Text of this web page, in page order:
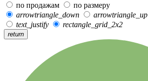
по продажам
по размеру
arrowtriangle_down
arrowtriangle_up
text_justify
rectangle_grid_2x2
return